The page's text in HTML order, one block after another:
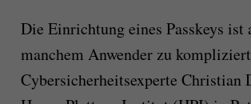
Die Einrichtung eines Passkeys ist
manchem Anwender zu
Cybersicherheitsexperte Christian